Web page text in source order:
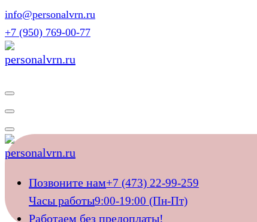
Перейти
к
содержимому
info@personalvrn.ru
+7 (950) 769-00-77
Подберём домашний персонал для ваших близких
Подберём домашний персонал для ваших близких
Позвоните нам+7 (473) 22-99-259
Часы работы9:00-19:00 (Пн-Пт)
Работаем без предоплаты!